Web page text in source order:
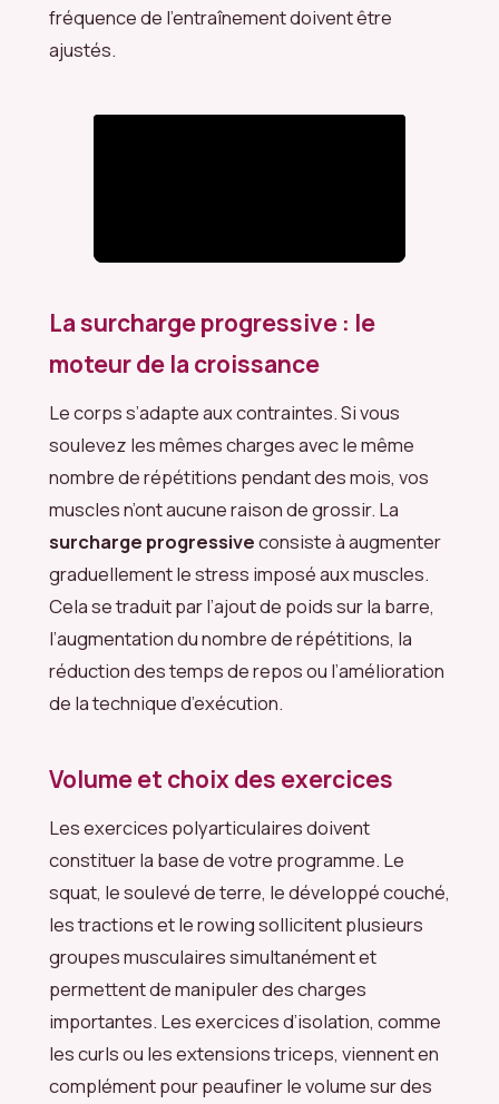
fréquence de l’entraînement doivent être
ajustés.
La surcharge progressive : le
moteur de la croissance
Le corps s’adapte aux contraintes. Si vous
soulevez les mêmes charges avec le même
nombre de répétitions pendant des mois, vos
muscles n’ont aucune raison de grossir. La
surcharge progressiveconsiste à augmenter
graduellement le stress imposé aux muscles.
Cela se traduit par l’ajout de poids sur la barre,
l’augmentation du nombre de répétitions, la
réduction des temps de repos ou l’amélioration
de la technique d’exécution.
Volume et choix des exercices
Les exercices polyarticulaires doivent
constituer la base de votre programme. Le
squat, le soulevé de terre, le développé couché,
les tractions et le rowing sollicitent plusieurs
groupes musculaires simultanément et
permettent de manipuler des charges
importantes. Les exercices d’isolation, comme
les curls ou les extensions triceps, viennent en
complément pour peaufiner le volume sur des